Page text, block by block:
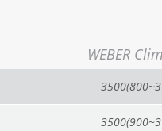
WEBER